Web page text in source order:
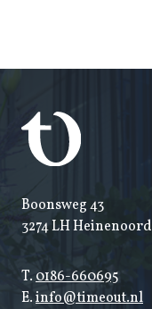
Boonsweg 43
3274 LH Heinenoord
T.0186-660695
E.info@timeout.nl